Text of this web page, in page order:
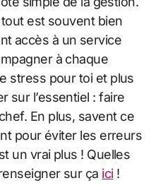
est souvent bien
accès à un service
à chaque
stress pour toi et plus
sur l’essentiel : faire
En plus, savent ce
pour éviter les erreurs
un vrai plus ! Quelles
sur ça ici!